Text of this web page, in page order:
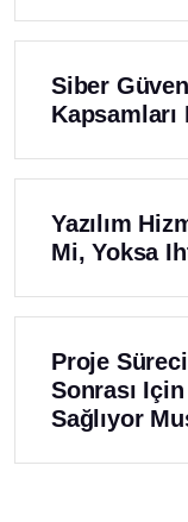
Siber
Yazılım
Mi, Yoksa
Proje
Sonrası
Sağlıyor